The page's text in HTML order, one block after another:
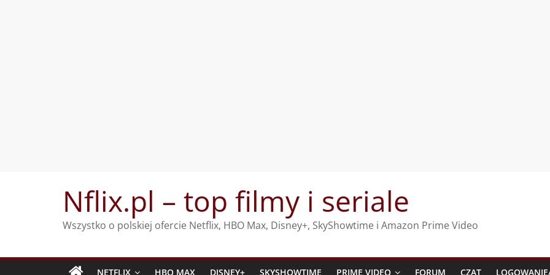
Nflix.pl – top filmy i seriale
Wszystko o polskiej ofercie Netflix, HBO Max, Disney+, SkyShowtime i Amazon Prime Video
NETFLIX HBO MAX DISNEY+ SKYSHOWTIME PRIME VIDEO FORUM CZAT